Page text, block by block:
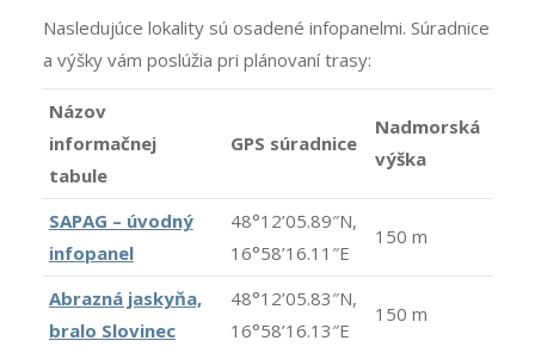
Nasledujúce lokality sú osadené infopanelmi. Súradnice
a výšky vám poslúžia pri plánovaní trasy:
Názov
informačnej
tabule
GPS súradnice
Nadmorská
výška
SAPAG – úvodný
infopanel
48°12’05.89″N,
16°58’16.11″E
150 m
Abrazná jaskyňa,
bralo Slovinec
48°12’05.83″N,
16°58’16.13″E
150 m